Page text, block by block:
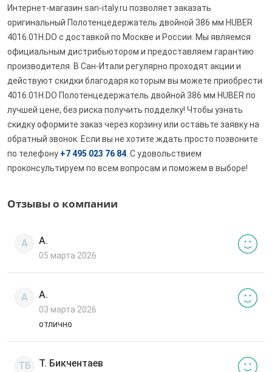
Интернет-магазин san-italy.ru позволяет заказать
оригинальный Полотенцедержатель двойной 386 мм HUBER
4016.01H.DO с доставкой по Москве и России. Мы являемся
официальным дистрибьютором и предоставляем гарантию
производителя. В Сан-Итали регулярно проходят акции и
действуют скидки благодаря которым вы можете приобрести
4016.01H.DO Полотенцедержатель двойной 386 мм HUBER по
лучшей цене, без риска получить подделку! Чтобы узнать
скидку оформите заказ через корзину или оставьте заявку на
обратный звонок. Если вы не хотите ждать просто позвоните
по телефону +7 495 023 76 84 . С удовольствием
проконсультируем по всем вопросам и поможем в выборе!
Отзывы о компании
А А.
05 марта 2026
А А.
03 марта 2026
отлично
ТБ Т. Бикчентаев